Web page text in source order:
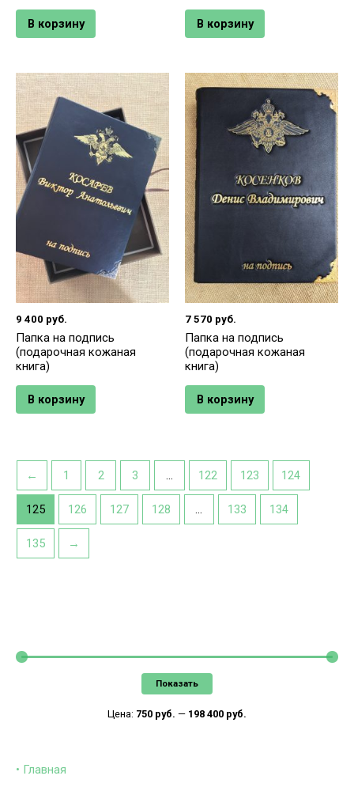
Показать
Цена: 750 руб. — 198 400 руб.
• Главная
В корзину В корзину
9 400 руб.
Папка на подпись
(подарочная кожаная
книга)
В корзину
7 570 руб.
Папка на подпись
(подарочная кожаная
книга)
В корзину
← 1 2 3 … 122 123 124
125 126 127 128 … 133 134
135 →